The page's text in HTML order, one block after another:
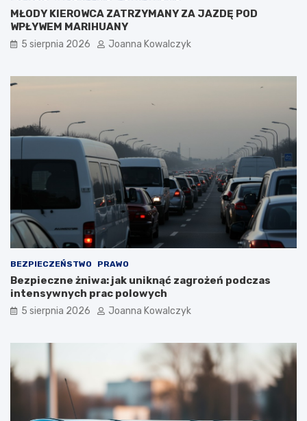
MŁODY KIEROWCA ZATRZYMANY ZA JAZDĘ POD
WPŁYWEM MARIHUANY
5 sierpnia 2026 Joanna Kowalczyk
BEZPIECZEŃSTWO PRAWO
Bezpieczne żniwa: jak uniknąć zagrożeń podczas
intensywnych prac polowych
5 sierpnia 2026 Joanna Kowalczyk